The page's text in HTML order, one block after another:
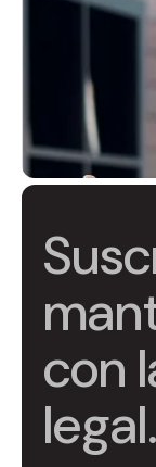
con
legal.